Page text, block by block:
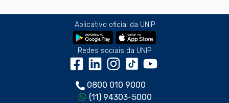
Aplicativo oficial da UNIP
Redes sociais da UNIP
0800 010 9000
(11) 94303-5000